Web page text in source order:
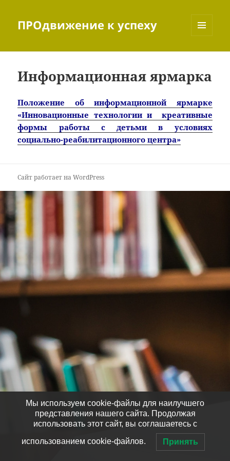
ПРОдвижение к успеху
Информационная ярмарка
Положение об информационной ярмарке
«Инновационные технологии и креативные
формы работы с детьми в условиях
социально-реабилитационного центра»
Сайт работает на WordPress
Мы используем cookie-файлы для наилучшего
представления нашего сайта. Продолжая
использовать этот сайт, вы соглашаетесь с
использованием cookie-файлов. Принять